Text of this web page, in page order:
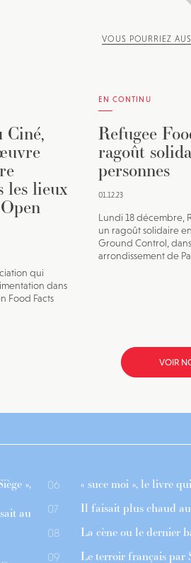
VOUS POURRIEZ
Ciné,
les lieux
qui
dans
Food Facts
EN CONTINU
Refugee
ragoût
personnes
01.12.23
Lundi 18 décembre,
un ragoût solidaire
Ground Control,
arrondissement de
VOIR
»,
au
06 « suce moi », le livre
07 Il faisait plus chaud
08 La cène ou le dernier
09 Le terroir français par